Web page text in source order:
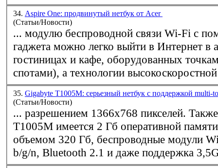
34. Aspire One: продвинутый нетбук от Acer
(Статьи/Новости)
... модулю беспроводной связи Wi-Fi с
гаджета можно легко выйти в Интернет в
гостиницах и кафе, оборудованных
спотами), а технологии
35. Gigabyte T1005M: серьезный нетбук с поддержкой multi-
(Статьи/Новости)
... разрешением 1366x768 пикселей. Также у Gigabyte
T1005M имеется 2 Гб оперативной
объемом 320 Гб, беспроводные модули
b/g/n, Bluetooth 2.1 и даже поддержка